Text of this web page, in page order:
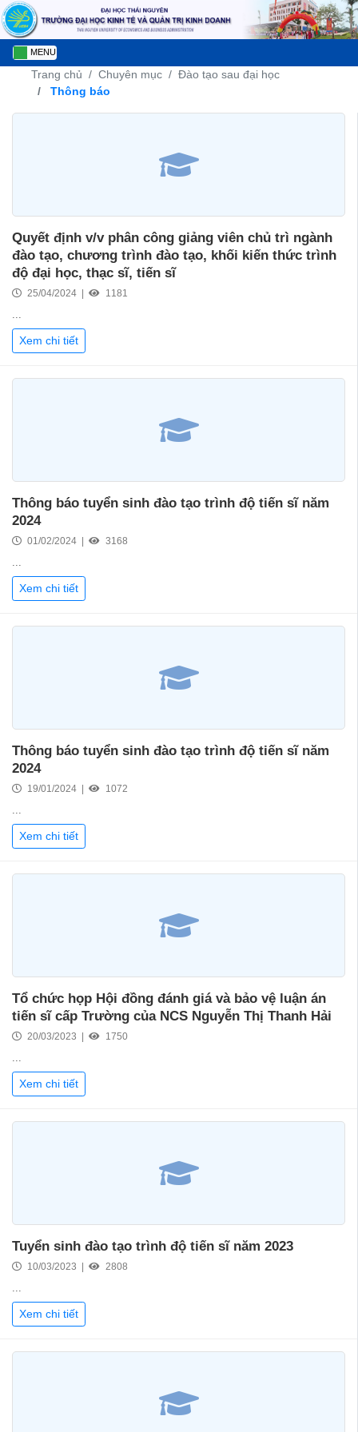
MENU
Trang chủ Chuyên mục
Đào tạo sau đại học
Thông báo
Quyết định v/v phân công giảng viên chủ trì ngành
đào tạo, chương trình đào tạo, khối kiến thức trình
độ đại học, thạc sĩ, tiến sĩ
25/04/2024 | 1181
...
Xem chi tiết
Thông báo tuyển sinh đào tạo trình độ tiến sĩ năm
2024
01/02/2024 | 3168
...
Xem chi tiết
Thông báo tuyển sinh đào tạo trình độ tiến sĩ năm
2024
19/01/2024 | 1072
...
Xem chi tiết
Tổ chức họp Hội đồng đánh giá và bảo vệ luận án
tiến sĩ cấp Trường của NCS Nguyễn Thị Thanh Hải
20/03/2023 | 1750
...
Xem chi tiết
Tuyển sinh đào tạo trình độ tiến sĩ năm 2023
10/03/2023 | 2808
...
Xem chi tiết